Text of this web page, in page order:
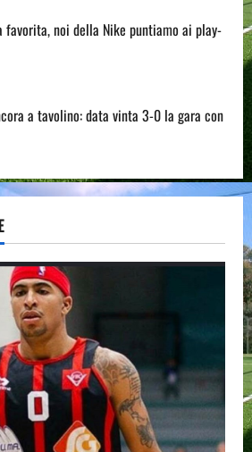
favorita, noi della Nike puntiamo ai play-
a tavolino: data vinta 3-0 la gara con